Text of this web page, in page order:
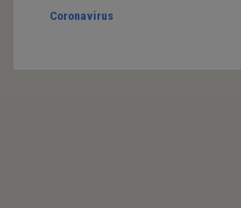
Coronavirus